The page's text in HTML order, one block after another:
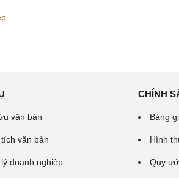
văn bản
văn bản
doanh nghiệp
CHÍNH
Bảng
Hình
Quy